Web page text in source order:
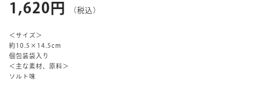
1,620円 （税込）
＜サイズ＞
約10.5×14.5cm
個包装袋入り
＜主な素材、原料＞
ソルト味